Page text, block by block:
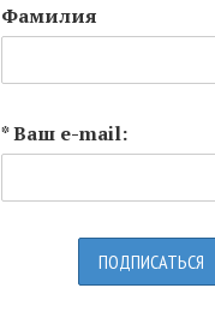
Фамилия
* Ваш e-mail: